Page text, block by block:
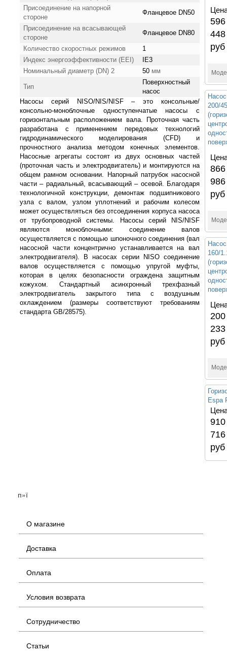
Присоединение на напорной
стороне
Фланцевое DN50
Присоединение на всасывающей
стороне
Фланцевое DN80
Количество скоростных режимов
1
Индекс энергоэффективности (EEI)
IE3
Номинальный диаметр (DN) 2
50 мм
Тип
Поверхностный
насос
Насосы серий NISO/NIS/NISF – это консольные/
консольно-моноблочные одноступенчатые насосы с
горизонтальным расположением вала. Проточная часть
разработана с применением передовых технологий
гидродинамического моделирования (CFD) и
прочностного анализа методом конечных элементов.
Насосные агрегаты состоят из двух основных частей
(проточная часть и электродвигатель) и монтируются на
общем рамном основании. Напорный патрубок насосной
части – радиальный, всасывающий – осевой. Благодаря
технологичной конструкции, демонтаж подшипникового
узла с валом, узлом уплотнений и рабочим колесом
может осуществляться без отсоединения корпуса насоса
от трубопроводной системы. Насосы серий NIS/NISF
являются моноблочными: соединение валов
осуществляется с помощью шпоночного соединения (вал
насосной части концентрично устанавливается на вал
электродвигателя). В насосах серии NISO соединение
валов осуществляется с помощью упругой муфты,
которая в целях безопасности ограждена защитным
кожухом. Стандартный асинхронный трехфазный
электродвигатель закрытого типа с воздушным
охлаждением (размеры соответствуют требованиям
стандарта GB/28575).
596
448
руб
200/
866
986
руб
160/
200
233
руб
Espa
910
716
руб
п»ї
О магазине
Доставка
Оплата
Условия возврата
Сотрудничество
Статьи